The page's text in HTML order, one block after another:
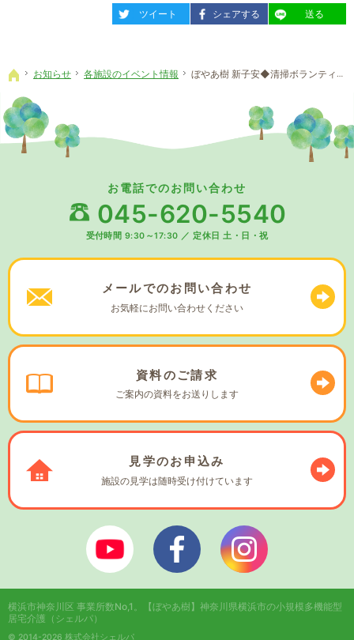
entry880ツイート entry880
シェアする entry880
送る
ホーム
お知らせ 各施設のイベント情報 ぼやあ樹 新子安◆清掃ボランティアに参加しました！
お電話でのお問い合わせ
045-620-5540
受付時間 9:30～17:30 ／ 定休日 土・日・祝
メールでのお問い合わせ
お気軽にお問い合わせください
資料のご請求
ご案内の資料をお送りします
見学のお申込み
施設の見学は随時受け付けています
ぼやあ樹Youtube シェルパフェイスブック
© 2014-2026 株式会社シェルパ
横浜市神奈川区 事業所数No,1。
【ぼやあ樹】神奈川県横浜市の小規模多機能型
居宅介護（シェルパ）